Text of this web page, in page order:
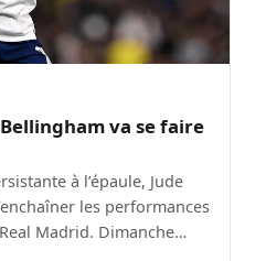
va se faire
à l’épaule, Jude
les performances
Madrid. Dimanche…